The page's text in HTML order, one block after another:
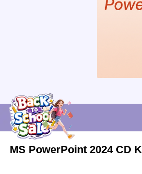
MS PowerPoint 2024 CD